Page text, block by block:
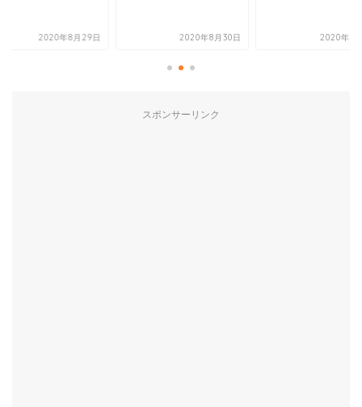
2020年8月29日 2020年8月30日 2020年8
スポンサーリンク